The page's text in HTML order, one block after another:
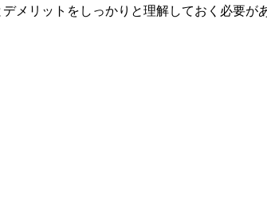
メリットをしっかりと理解しておく必要が